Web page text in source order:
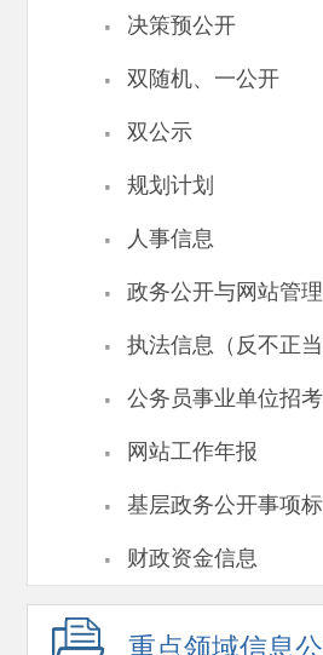
· 决策预公开
· 双随机、一公开
· 双公示
· 规划计划
· 人事信息
· 政务公开与网站管理
· 执法信息（反不正当
· 公务员事业单位招考
· 网站工作年报
· 基层政务公开事项
· 财政资金信息
重点领域信息